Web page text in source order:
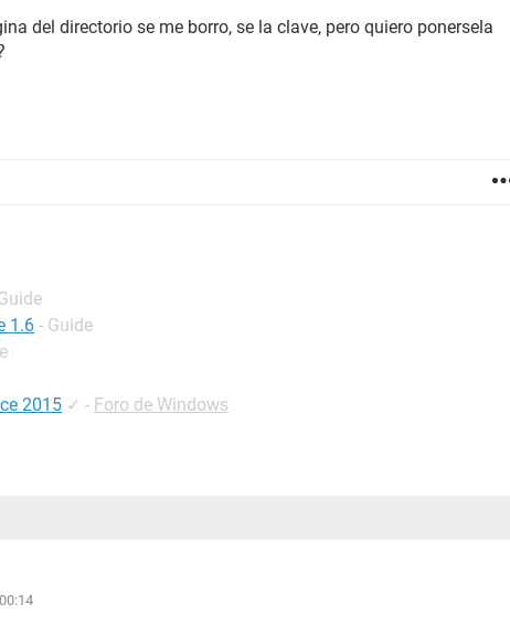
del directorio se me borro, se la clave, pero quiero ponersela
1.6 - Guide
2015 ✓ - Foro de Windows